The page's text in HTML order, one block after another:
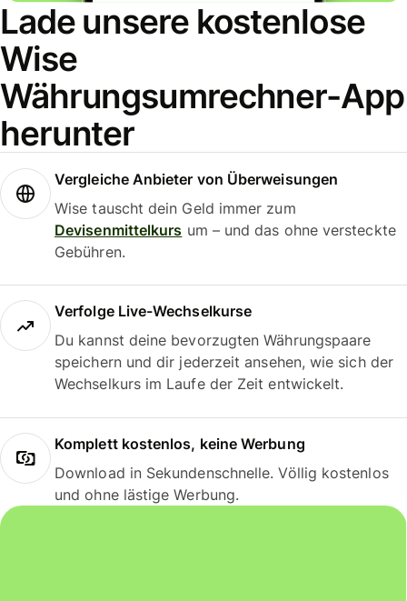
Lade unsere kostenlose
Wise
Währungsumrechner-App
herunter
Vergleiche Anbieter von Überweisungen
Wise tauscht dein Geld immer zum
Devisenmittelkurs um – und das ohne versteckte
Gebühren.
Verfolge Live-Wechselkurse
Du kannst deine bevorzugten Währungspaare
speichern und dir jederzeit ansehen, wie sich der
Wechselkurs im Laufe der Zeit entwickelt.
Komplett kostenlos, keine Werbung
Download in Sekundenschnelle. Völlig kostenlos
und ohne lästige Werbung.